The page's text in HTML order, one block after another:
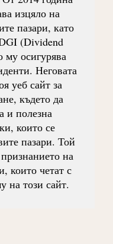
изцяло на
пазари, като
(Dividend
му осигурява
Неговата
уеб сайт за
където да
и полезна
които се
пазари. Той
на
които четат с
на този сайт.